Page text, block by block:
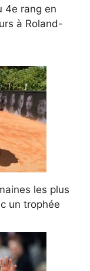
4e rang en
à Roland-
les plus
un trophée